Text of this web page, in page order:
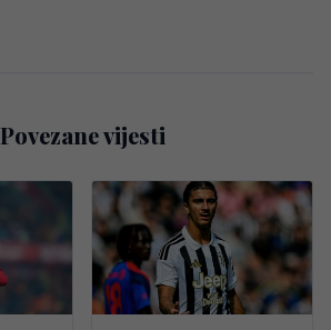
Povezane vijesti